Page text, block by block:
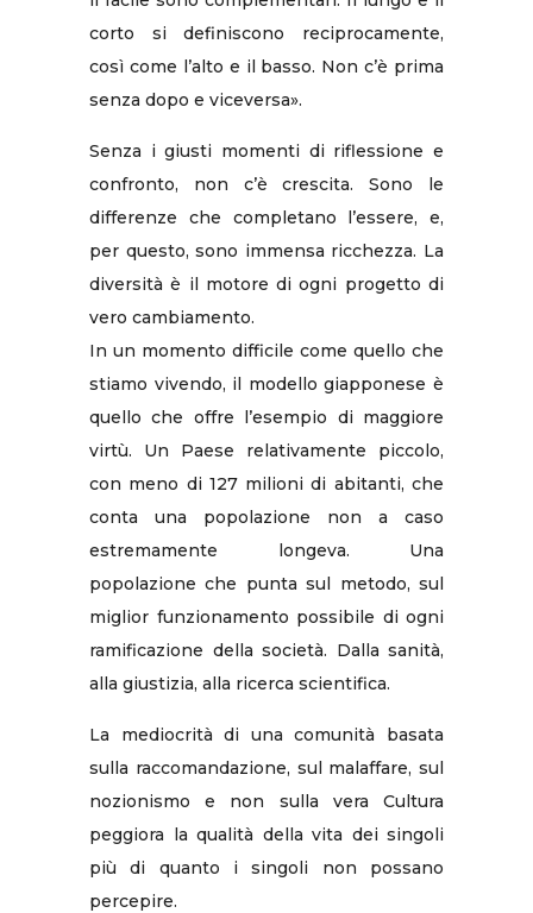
corto si definiscono reciprocamente,
così come l’alto e il basso. Non c’è prima
senza dopo e viceversa».
Senza i giusti momenti di riflessione e
confronto, non c’è crescita. Sono le
differenze che completano l’essere, e,
per questo, sono immensa ricchezza. La
diversità è il motore di ogni progetto di
vero cambiamento.
In un momento difficile come quello che
stiamo vivendo, il modello giapponese è
quello che offre l’esempio di maggiore
virtù. Un Paese relativamente piccolo,
con meno di 127 milioni di abitanti, che
conta una popolazione non a caso
estremamente longeva. Una
popolazione che punta sul metodo, sul
miglior funzionamento possibile di ogni
ramificazione della società. Dalla sanità,
alla giustizia, alla ricerca scientifica.
La mediocrità di una comunità basata
sulla raccomandazione, sul malaffare, sul
nozionismo e non sulla vera Cultura
peggiora la qualità della vita dei singoli
più di quanto i singoli non possano
percepire.